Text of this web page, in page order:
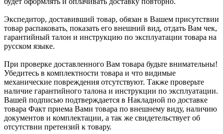
Экспедитор, доставивший товар, обязан в Вашем присутствии
товар распаковать, показать его внешний вид, отдать Вам чек,
гарантийный талон и инструкцию по эксплуатации товара на
русском языке.
При проверке доставленного Вам товара будьте внимательны!
Убедитесь в комплектности товара и что видимые
механические повреждения отсутствуют. Также проверьте
наличие гарантийного талона и инструкции по эксплуатации.
Вашей подписью подтверждается в Накладной по доставке
товара Факт приема Вами товара по внешнему виду, наличию
документов и комплектации, а так же свидетельствует об
отсутствии претензий к товару.